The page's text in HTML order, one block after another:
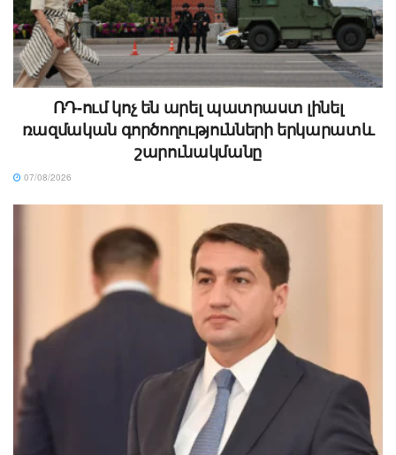
ՌԴ-ում կոչ են արել պատրաստ լինել
ռազմական գործողությունների երկարատև
շարունակմանը
07/08/2026